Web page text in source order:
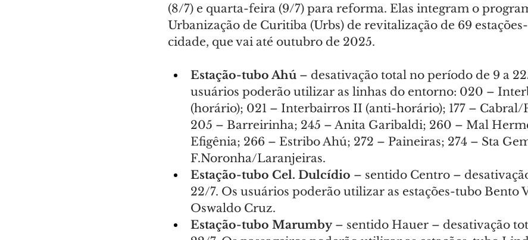
(8/7) e quarta-feira (9/7) para reforma. Elas integram o
Urbanização de Curitiba (Urbs) de revitalização de 69
cidade, que vai até outubro de 2025.
Estação-tubo Ahú – desativação total no período de 9 a
usuários poderão utilizar as linhas do entorno: 020 –
(horário); 021 – Interbairros II (anti-horário); 177 – Cabral/
205 – Barreirinha; 245 – Anita Garibaldi; 260 – Mal
Efigênia; 266 – Estribo Ahú; 272 – Paineiras; 274 – Sta
F.Noronha/Laranjeiras.
Estação-tubo Cel. Dulcídio – sentido Centro –
22/7. Os usuários poderão utilizar as estações-tubo Bento
Oswaldo Cruz.
Estação-tubo Marumby – sentido Hauer – desativação